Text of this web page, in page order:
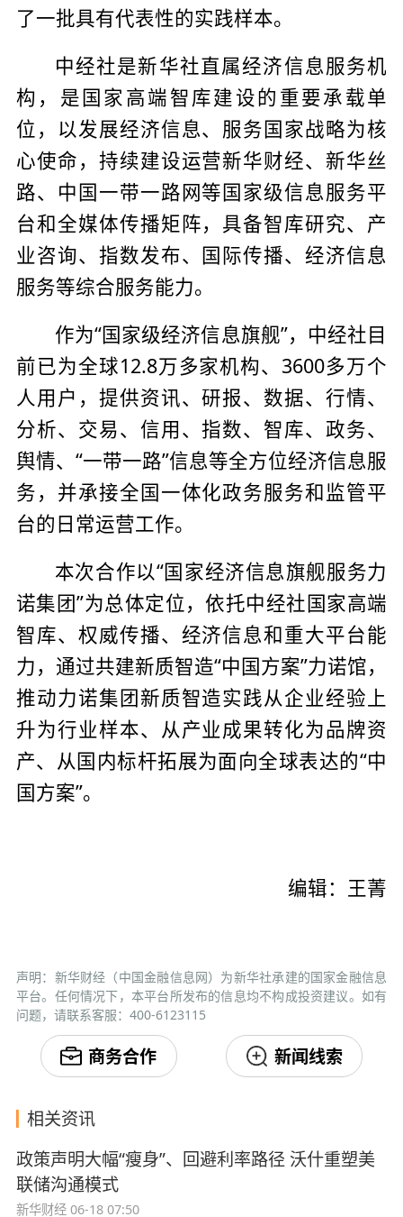
了一批具有代表性的实践样本。
中经社是新华社直属经济信息服务机
构，是国家高端智库建设的重要承载单
位，以发展经济信息、服务国家战略为核
心使命，持续建设运营新华财经、新华丝
路、中国一带一路网等国家级信息服务平
台和全媒体传播矩阵，具备智库研究、产
业咨询、指数发布、国际传播、经济信息
服务等综合服务能力。
作为“国家级经济信息旗舰”，中经社目
前已为全球12.8万多家机构、3600多万个
人用户，提供资讯、研报、数据、行情、
分析、交易、信用、指数、智库、政务、
舆情、“一带一路”信息等全方位经济信息服
务，并承接全国一体化政务服务和监管平
台的日常运营工作。
本次合作以“国家经济信息旗舰服务力
诺集团”为总体定位，依托中经社国家高端
智库、权威传播、经济信息和重大平台能
力，通过共建新质智造“中国方案”力诺馆，
推动力诺集团新质智造实践从企业经验上
升为行业样本、从产业成果转化为品牌资
产、从国内标杆拓展为面向全球表达的“中
国方案”。
编辑：王菁
声明：新华财经（中国金融信息网）为新华社承建的国家金融信息
平台。任何情况下，本平台所发布的信息均不构成投资建议。如有
问题，请联系客服：400-6123115
商务合作 新闻线索
相关资讯
政策声明大幅“瘦身”、回避利率路径 沃什重塑美
联储沟通模式
新华财经 06-18 07:50